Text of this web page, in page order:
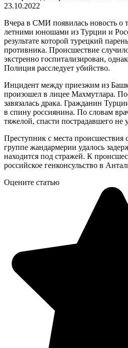
23.10.2022
Вчера в СМИ появилась новость о
летними юношами из Турции и
результате которой турецкий
противника. Происшествие
экстренно госпитализирован,
Полиция расследует убийство.
Инцидент между приезжим из
произошел в лицее Махмутлара.
завязалась драка. Гражданин
в спину россиянина. По словам
тяжелой, спасти пострадавшего не
Преступник с места происшествия
группе жандармерии удалось
находится под стражей. К
российское генконсульство в
Оцените статью